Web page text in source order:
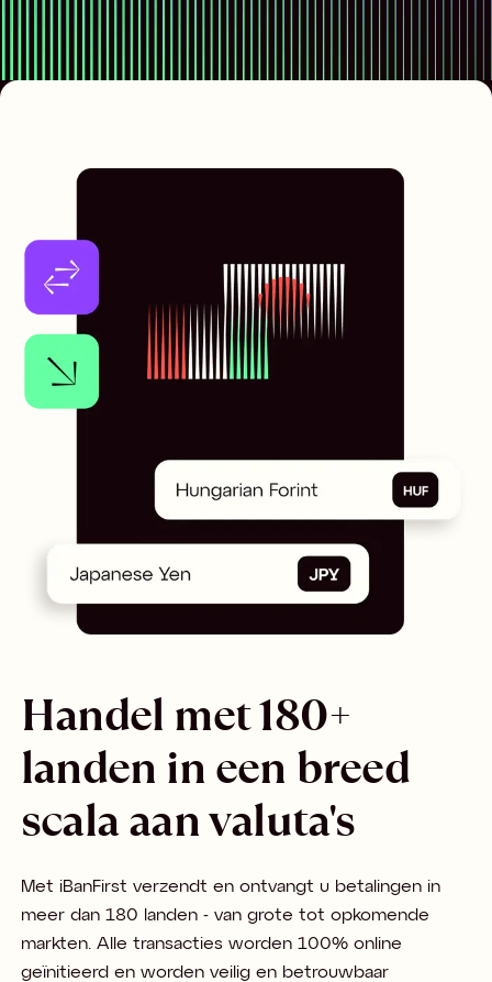
Handel met 180+
landen in een breed
scala aan valuta's
Met iBanFirst verzendt en ontvangt u betalingen in
meer dan 180 landen - van grote tot opkomende
markten. Alle transacties worden 100% online
geïnitieerd en worden veilig en betrouwbaar